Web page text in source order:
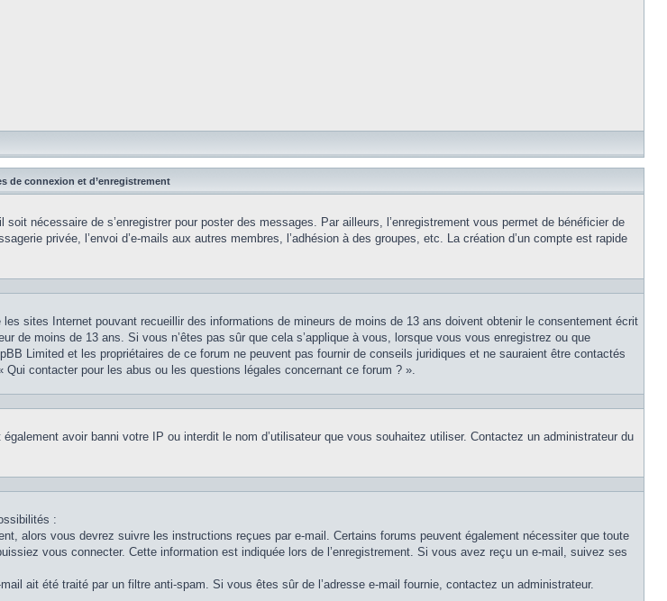
de connexion et d’enregistrement
nécessaire de s’enregistrer pour poster des messages. Par ailleurs, l’enregistrement vous permet de bénéficier de
privée, l’envoi d’e-mails aux autres membres, l’adhésion à des groupes, etc. La création d’un compte est rapide
sites Internet pouvant recueillir des informations de mineurs de moins de 13 ans doivent obtenir le consentement écrit
de moins de 13 ans. Si vous n’êtes pas sûr que cela s’applique à vous, lorsque vous vous enregistrez ou que
Limited et les propriétaires de ce forum ne peuvent pas fournir de conseils juridiques et ne sauraient être contactés
contacter pour les abus ou les questions légales concernant ce forum ? ».
avoir banni votre IP ou interdit le nom d’utilisateur que vous souhaitez utiliser. Contactez un administrateur du
:
alors vous devrez suivre les instructions reçues par e-mail. Certains forums peuvent également nécessiter que toute
vous connecter. Cette information est indiquée lors de l’enregistrement. Si vous avez reçu un e-mail, suivez ses
ait été traité par un filtre anti-spam. Si vous êtes sûr de l’adresse e-mail fournie, contactez un administrateur.